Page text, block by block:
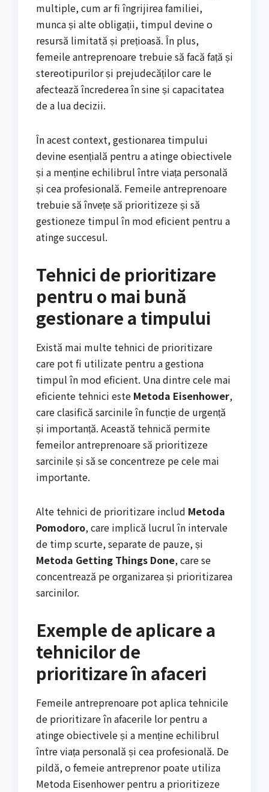
multiple, cum ar fi îngrijirea familiei,
munca și alte obligații, timpul devine o
resursă limitată și prețioasă. În plus,
femeile antreprenoare trebuie să facă față și
stereotipurilor și prejudecăților care le
afectează încrederea în sine și capacitatea
de a lua decizii.
În acest context, gestionarea timpului
devine esențială pentru a atinge obiectivele
și a menține echilibrul între viața personală
și cea profesională. Femeile antreprenoare
trebuie să învețe să prioritizeze și să
gestioneze timpul în mod eficient pentru a
atinge succesul.
Tehnici de prioritizare
pentru o mai bună
gestionare a timpului
Există mai multe tehnici de prioritizare
care pot fi utilizate pentru a gestiona
timpul în mod eficient. Una dintre cele mai
eficiente tehnici este Metoda Eisenhower,
care clasifică sarcinile în funcție de urgență
și importanță. Această tehnică permite
femeilor antreprenoare să prioritizeze
sarcinile și să se concentreze pe cele mai
importante.
Alte tehnici de prioritizare includ Metoda
Pomodoro, care implică lucrul în intervale
de timp scurte, separate de pauze, și
Metoda Getting Things Done, care se
concentrează pe organizarea și prioritizarea
sarcinilor.
Exemple de aplicare a
tehnicilor de
prioritizare în afaceri
Femeile antreprenoare pot aplica tehnicile
de prioritizare în afacerile lor pentru a
atinge obiectivele și a menține echilibrul
între viața personală și cea profesională. De
pildă, o femeie antreprenor poate utiliza
Metoda Eisenhower pentru a prioritizeze